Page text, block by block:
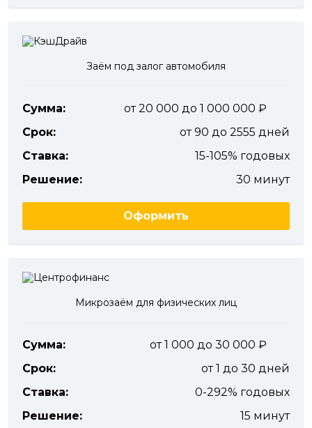
Заём под залог автомобиля
Сумма:
от 20 000 до 1 000 000
Срок:
от 90 до 2555 дней
Ставка:
15-105% годовых
Решение:
30 минут
Оформить
Микрозаём для физических лиц
Сумма:
от 1 000 до 30 000
Срок:
от 1 до 30 дней
Ставка:
0-292% годовых
Решение:
15 минут